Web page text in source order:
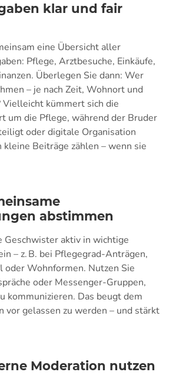
klar und fair
eine Übersicht aller
Pflege, Arztbesuche, Einkäufe,
Überlegen Sie dann: Wer
– je nach Zeit, Wohnort und
Vielleicht kümmert sich die
um die Pflege, während der Bruder
oder digitale Organisation
Beiträge zählen – wenn sie
abstimmen
Geschwister aktiv in wichtige
– z. B. bei Pflegegrad-Anträgen,
oder Wohnformen. Nutzen Sie
oder Messenger-Gruppen,
kommunizieren. Das beugt dem
vor gelassen zu werden – und stärkt
Moderation nutzen